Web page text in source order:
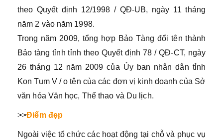
theo Quyết định 12/1998 / QĐ-UB, ngày 11 tháng
năm 2 vào năm 1998.
Trong năm 2009, tổng hợp Bảo Tàng đổi tên thành
Bảo tàng tỉnh tỉnh theo Quyết định 78 / QĐ-CT, ngày
26 tháng 12 năm 2009 của Ủy ban nhân dân tỉnh
Kon Tum V / o tên của các đơn vị kinh doanh của Sở
văn hóa Văn học, Thể thao và Du lịch.
>>Điểm đẹp
Ngoài việc tổ chức các hoạt động tại chỗ và phục vụ